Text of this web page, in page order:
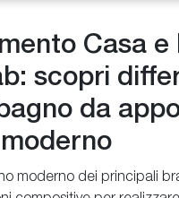
Casa e
scopri
da
moderno dei principali